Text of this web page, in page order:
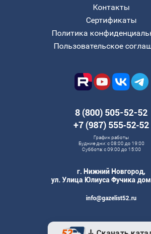
Контакты
Сертификаты
Политика
Пользовательское
8 (800) 505-52-52
+7 (987) 555‑52‑52
График работы
Будние дни: с 08:00 до 19:00
Суббота: с 09:00 до 15:00
г. Нижний Новгород,
ул. Улица Юлиуса Фучика
info@gazelist52.ru